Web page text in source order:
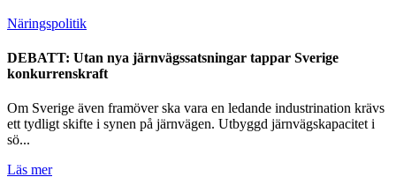
Näringspolitik
DEBATT: Utan nya järnvägssatsningar tappar Sverige
konkurrenskraft
Om Sverige även framöver ska vara en ledande industrination krävs
ett tydligt skifte i synen på järnvägen. Utbyggd järnvägskapacitet i
sö...
Läs mer